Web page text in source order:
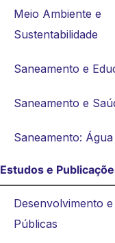
Meio Ambiente e
Sustentabilidade
Saneamento e
Saneamento e
Saneamento:
Estudos e
Desenvolvimento
Públicas